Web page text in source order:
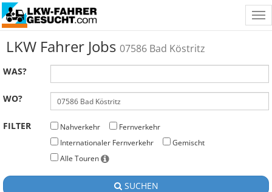
LKW Fahrer Jobs 07586 Bad Köstritz
WAS?
WO?
FILTER Nahverkehr
Fernverkehr
Internationaler Fernverkehr
Gemischt
Alle Touren
SUCHEN